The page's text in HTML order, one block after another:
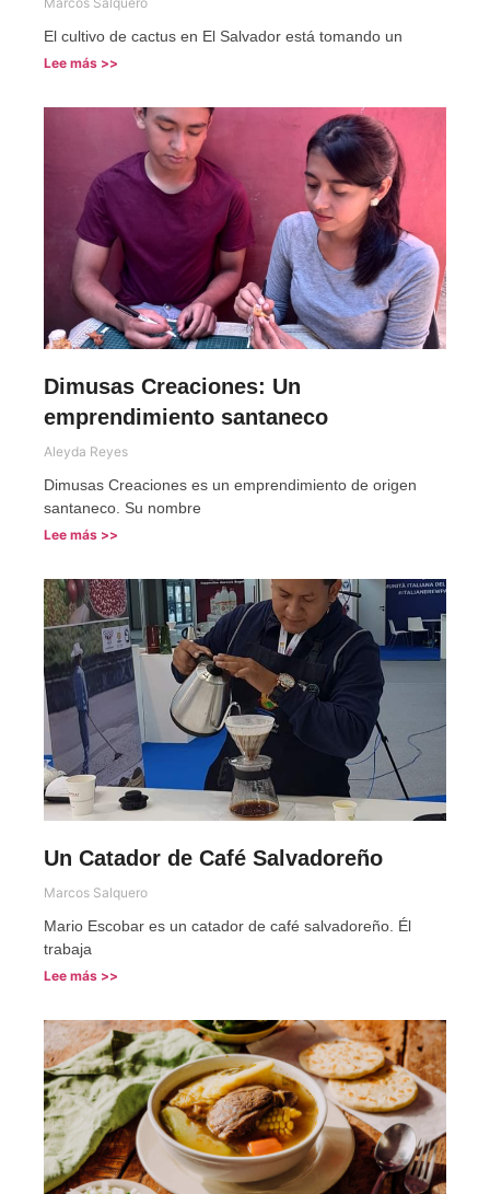
El cultivo de cactus en El Salvador está tomando un
Lee más >>
Dimusas Creaciones: Un
emprendimiento santaneco
Aleyda Reyes
Dimusas Creaciones es un emprendimiento de origen
santaneco. Su nombre
Lee más >>
Un Catador de Café Salvadoreño
Marcos Salquero
Mario Escobar es un catador de café salvadoreño. Él
trabaja
Lee más >>